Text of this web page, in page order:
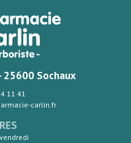
25600 Sochaux
11 41
carlin.fr